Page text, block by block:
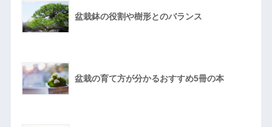
盆栽鉢の役割や樹形とのバランス
盆栽の育て方が分かるおすすめ5冊の本